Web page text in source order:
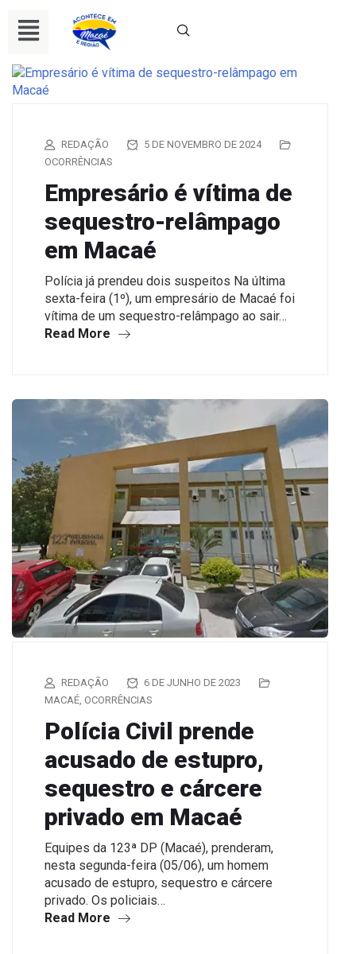
REDAÇÃO
5 DE NOVEMBRO DE 2024
OCORRÊNCIAS
Empresário é vítima de
sequestro-relâmpago
em Macaé
Polícia já prendeu dois suspeitos Na última
sexta-feira (1º), um empresário de Macaé foi
vítima de um sequestro-relâmpago ao sair…
Read More
REDAÇÃO
6 DE JUNHO DE 2023
MACAÉ OCORRÊNCIAS
Polícia Civil prende
acusado de estupro,
sequestro e cárcere
privado em Macaé
Equipes da 123ª DP (Macaé), prenderam,
nesta segunda-feira (05/06), um homem
acusado de estupro, sequestro e cárcere
privado. Os policiais…
Read More